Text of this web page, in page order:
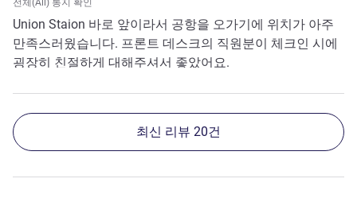
임을 감안했지만 저녁 7시까지 하우스키핑 안되어서 컨시
어지에 말하고 나서야 진행되었음.
전체(All) 통지 확인
Union Staion 바로 앞이라서 공항을 오가기에 위치가 아주
만족스러웠습니다. 프론트 데스크의 직원분이 체크인 시에
굉장히 친절하게 대해주셔서 좋았어요.
최신 리뷰 20건